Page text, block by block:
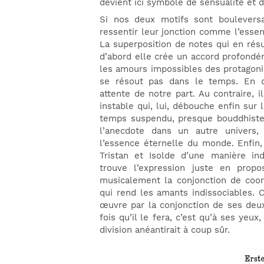
devient ici symbole de sensualité et
Si nos deux motifs sont
ressentir leur jonction comme
La superposition de notes qui en
d’abord elle crée un accord
les amours impossibles des
se résout pas dans le temps. En
attente de notre part. Au contraire,
instable qui, lui, débouche enfin sur
temps suspendu, presque
l’anecdote dans un autre
l’essence éternelle du monde.
Tristan et Isolde d’une manière
trouve l’expression juste en
musicalement la conjonction de
qui rend les amants indissociables.
œuvre par la conjonction de ses
fois qu’il le fera, c’est qu’à ses
division anéantirait à coup sûr.